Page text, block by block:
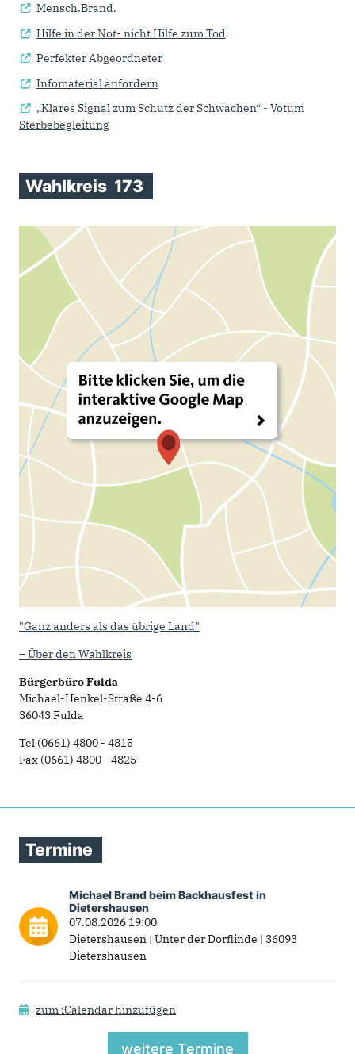
Mensch.Brand.
Hilfe in der Not- nicht Hilfe zum Tod
Perfekter Abgeordneter
Infomaterial anfordern
„Klares Signal zum Schutz der Schwachen“ - Votum
Sterbebegleitung
Wahlkreis 173
"Ganz anders als das übrige Land"
– Über den Wahlkreis
Bürgerbüro Fulda
Michael-Henkel-Straße 4-6
36043 Fulda
Tel (0661) 4800 - 4815
Fax (0661) 4800 - 4825
Termine
Michael Brand beim Backhausfest in
Dietershausen
07.08.2026 19:00
Dietershausen | Unter der Dorflinde | 36093
Dietershausen
zum iCalendar hinzufügen
weitere Termine